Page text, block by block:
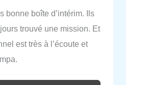
bonne boîte d’intérim. Ils
trouvé une mission. Et
est très à l’écoute et